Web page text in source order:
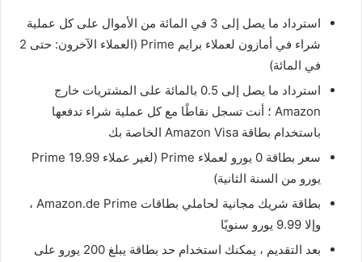
استرداد ما يصل إلى 3 في المائة من الأموال على كل عملية
شراء في أمازون لعملاء برايم Prime (العملاء الآخرون: حتى 2
في المائة)
استرداد ما يصل إلى 0.5 بالمائة على المشتريات خارج
Amazon ؛ أنت تسجل نقاطًا مع كل عملية شراء تدفعها
باستخدام بطاقة Amazon Visa الخاصة بك
سعر بطاقة 0 يورو لعملاء Prime (لغير عملاء Prime 19.99
يورو من السنة الثانية)
بطاقة شريك مجانية لحاملي بطاقات Amazon.de Prime ،
وإلا 9.99 يورو سنويًا
بعد التقديم ، يمكنك استخدام حد بطاقة يبلغ 200 يورو على